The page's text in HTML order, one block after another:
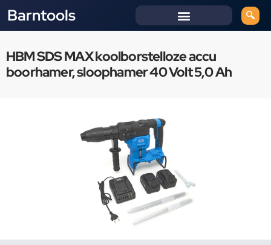
Barntools
HBM SDS MAX koolborstelloze accu
boorhamer, sloophamer 40 Volt 5,0 Ah